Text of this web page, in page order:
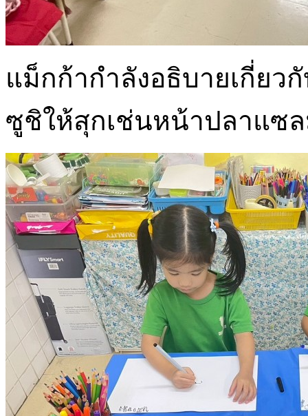
แม็กก้ากำลังอธิบายเกี่ยว
ซูชิให้สุกเช่นหน้าปลาแซ